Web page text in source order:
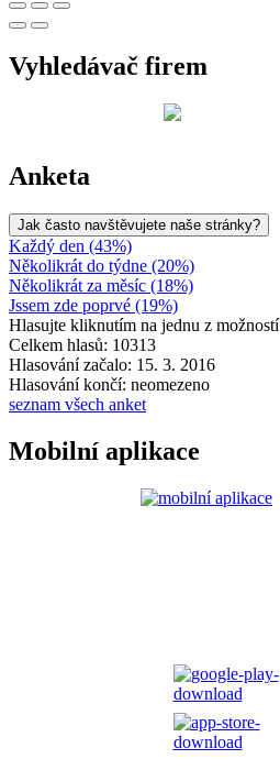
Vyhledávač firem
Anketa
Jak často navštěvujete naše stránky?
Každý den (43%)
Několikrát do týdne (20%)
Několikrát za měsíc (18%)
Jssem zde poprvé (19%)
Hlasujte kliknutím na jednu z možností
Celkem hlasů: 10313
Hlasování začalo: 15. 3. 2016
Hlasování končí: neomezeno
seznam všech anket
Mobilní aplikace